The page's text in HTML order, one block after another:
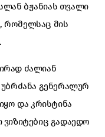
ბჟანიას თვალი
რომელსაც მის
ძალიან
უბრძანა გენერალურ
და კრისტინა
ვიზიტებიც გადაედო